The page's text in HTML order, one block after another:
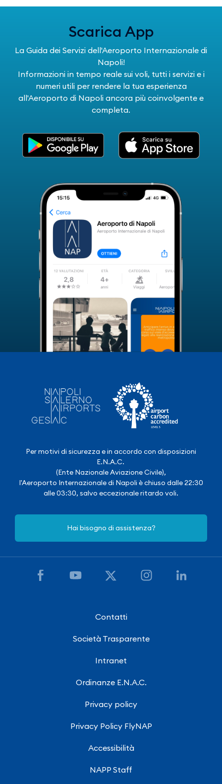
Scarica App
La Guida dei Servizi dell'Aeroporto Internazionale di
Napoli!
Informazioni in tempo reale sui voli, tutti i servizi e i
numeri utili per rendere la tua esperienza
all'Aeroporto di Napoli ancora più coinvolgente e
completa.
Per motivi di sicurezza e in accordo con disposizioni
E.N.A.C.
(Ente Nazionale Aviazione Civile),
l'Aeroporto Internazionale di Napoli è chiuso dalle 22:30
alle 03:30, salvo eccezionale ritardo voli.
Hai bisogno di assistenza?
Contatti
Società Trasparente
Intranet
Ordinanze E.N.A.C.
Privacy policy
Privacy Policy FlyNAP
Accessibilità
NAPP Staff